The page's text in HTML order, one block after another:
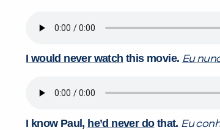
I would never watch this movie. Eu
I know Paul, he’d never dothat. Eu